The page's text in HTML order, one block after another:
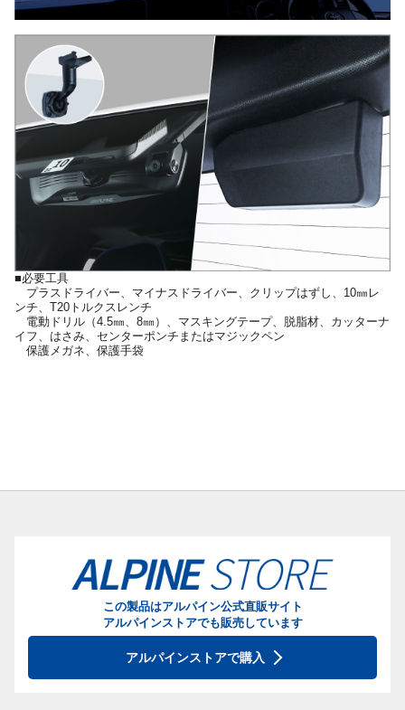
■必要工具
プラスドライバー、マイナスドライバー、クリップはずし、10㎜レ
ンチ、T20トルクスレンチ
電動ドリル（4.5㎜、8㎜）、マスキングテープ、脱脂材、カッターナ
イフ、はさみ、センターポンチまたはマジックペン
保護メガネ、保護手袋
この製品はアルパイン公式直販サイト
アルパインストアでも販売しています
アルパインストアで購入